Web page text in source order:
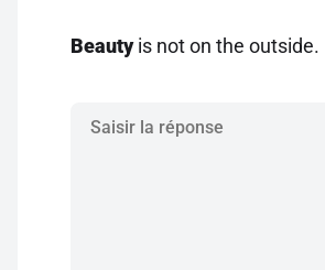
Beautyis not on the outside.